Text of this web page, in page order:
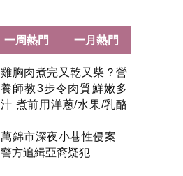
雞胸肉煮完又乾又柴？營
養師教3步令肉質鮮嫩多
汁 煮前用洋蔥/水果/乳酪
萬錦市深夜小巷性侵案
警方追緝亞裔疑犯
一周熱門 一月熱門